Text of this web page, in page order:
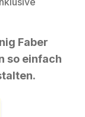
Faber
so einfach